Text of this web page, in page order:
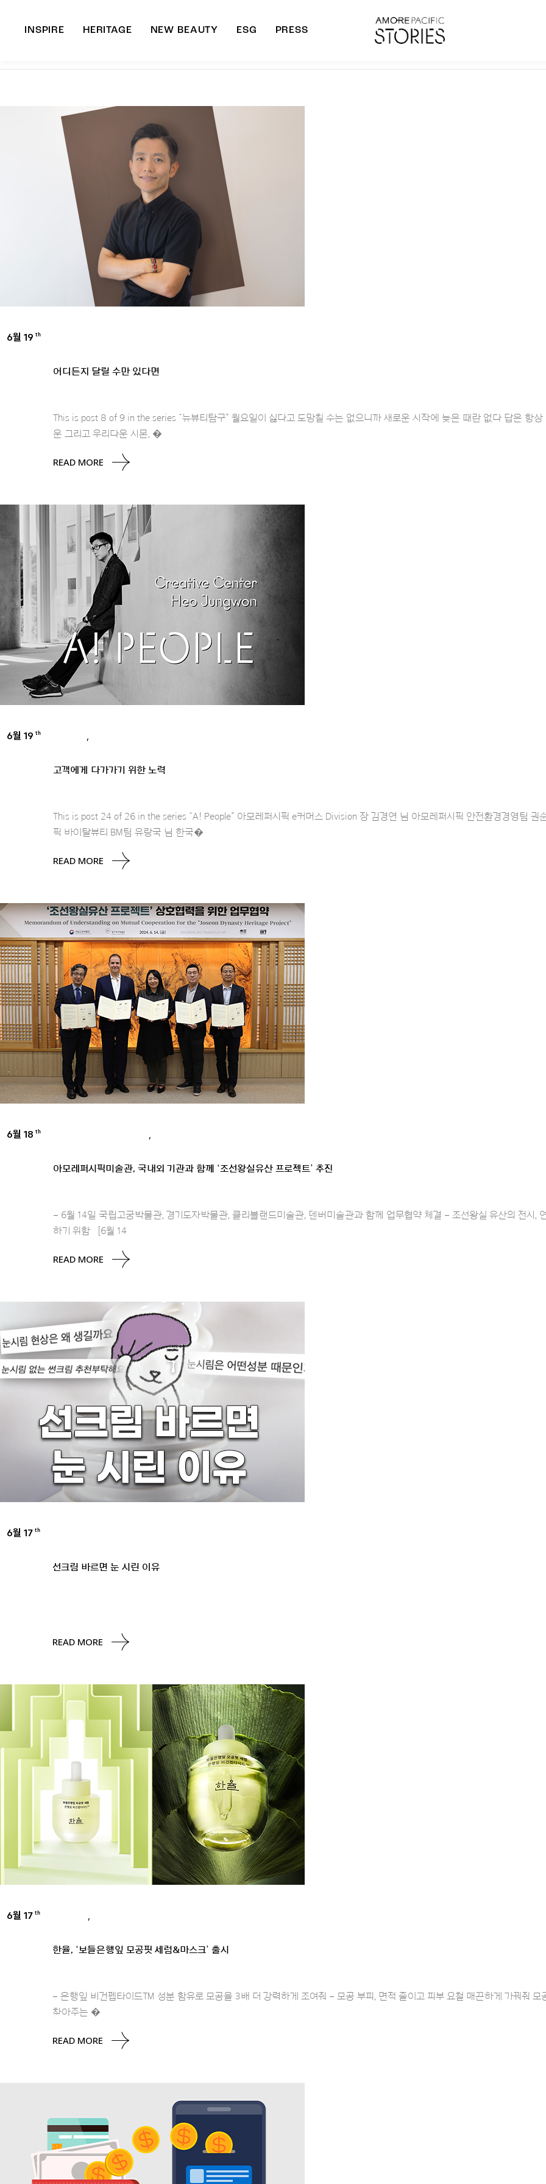
INSPIRE HERITAGE NEW BEAUTY ESG PRESS
6월 19 th
어디든지 달릴 수만 있다면
This is post 8 of 9 in the series “뉴뷰티탐구” 월요일이 싫다고 도망칠 수는 없으니까 새로운 시작에 늦은 때란 없다 답은 항
운 그리고 우리다운 시몬, �
READ MORE
6월 19 th ,
고객에게 다가가기 위한 노력
This is post 24 of 26 in the series “A! People” 아모레퍼시픽 e커머스 Division 장 김경연 님 아모레퍼시픽 안전환경경영팀 권
픽 바이탈뷰티 BM팀 유랑국 님 한국�
READ MORE
6월 18 th ,
아모레퍼시픽미술관, 국내외 기관과 함께 ‘조선왕실유산 프로젝트’ 추진
– 6월 14일 국립고궁박물관, 경기도자박물관, 클리블랜드미술관, 덴버미술관과 함께 업무협약 체결 – 조선왕실 유산의 전시,
하기 위함 [6월 14
READ MORE
6월 17 th
선크림 바르면 눈 시린 이유
READ MORE
6월 17 th ,
한율, ‘보들은행잎 모공핏 세럼&마스크’ 출시
– 은행잎 비건펩타이드™ 성분 함유로 모공을 3배 더 강력하게 조여줘 – 모공 부피, 면적 줄이고 피부 요철 매끈하게 가꿔줘
찾아주는 �
READ MORE